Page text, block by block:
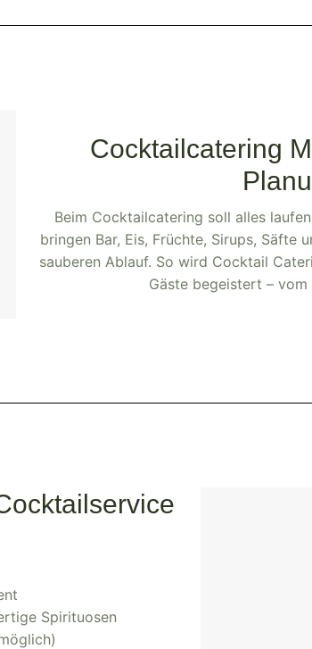
Cocktailcatering
Beim Cocktailcatering soll alles
bringen Bar, Eis, Früchte, Sirups, Säfte
sauberen Ablauf. So wird Cocktail
Gäste begeistert –
Spirituosen